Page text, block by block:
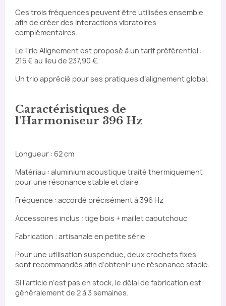
Ces trois fréquences peuvent être utilisées ensemble
afin de créer des interactions vibratoires
complémentaires.
Le Trio Alignement est proposé à un tarif préférentiel :
215 € au lieu de 237,90 €.
Un trio apprécié pour ses pratiques d’alignement global.
Caractéristiques de
l'Harmoniseur 396 Hz
Longueur : 62 cm
Matériau : aluminium acoustique traité thermiquement
pour une résonance stable et claire
Fréquence : accordé précisément à 396 Hz
Accessoires inclus : tige bois + maillet caoutchouc
Fabrication : artisanale en petite série
Pour une utilisation suspendue, deux crochets fixes
sont recommandés afin d’obtenir une résonance stable.
Si l’article n’est pas en stock, le délai de fabrication est
généralement de 2 à 3 semaines.